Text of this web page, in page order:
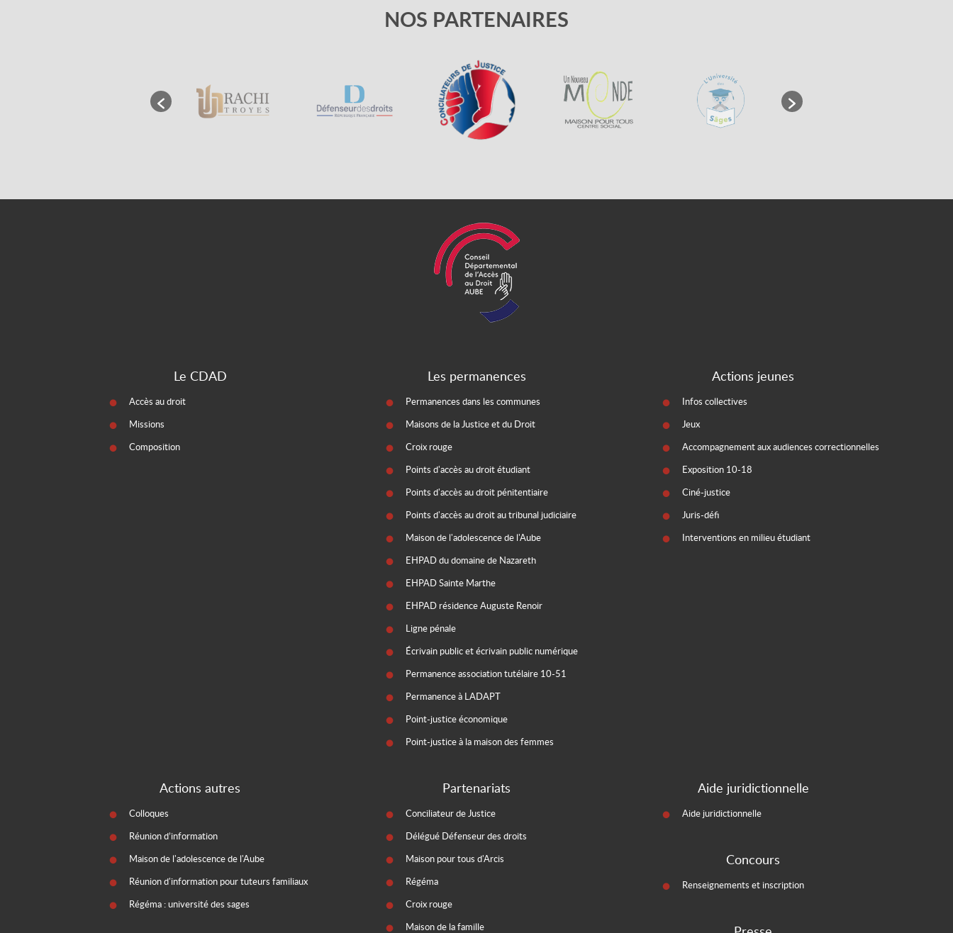
NOS PARTENAIRES
Le CDAD
Accès au droit
Missions
Composition
Les permanences
Permanences dans les communes
Maisons de la Justice et du Droit
Croix rouge
Points d'accès au droit étudiant
Points d'accès au droit pénitentiaire
Points d'accès au droit au tribunal judiciaire
Maison de l'adolescence de l'Aube
EHPAD du domaine de Nazareth
EHPAD Sainte Marthe
EHPAD résidence Auguste Renoir
Ligne pénale
Écrivain public et écrivain public numérique
Permanence association tutélaire 10-51
Permanence à LADAPT
Point-justice économique
Point-justice à la maison des femmes
Actions jeunes
Infos collectives
Jeux
Accompagnement aux audiences correctionnelles
Exposition 10-18
Ciné-justice
Juris-défi
Interventions en milieu étudiant
Actions autres
Colloques
Réunion d’information
Maison de l'adolescence de l'Aube
Réunion d'information pour tuteurs familiaux
Régéma : université des sages
Partenariats
Conciliateur de Justice
Délégué Défenseur des droits
Maison pour tous d'Arcis
Régéma
Croix rouge
Maison de la famille
Aide juridictionnelle
Aide juridictionnelle
Concours
Renseignements et inscription